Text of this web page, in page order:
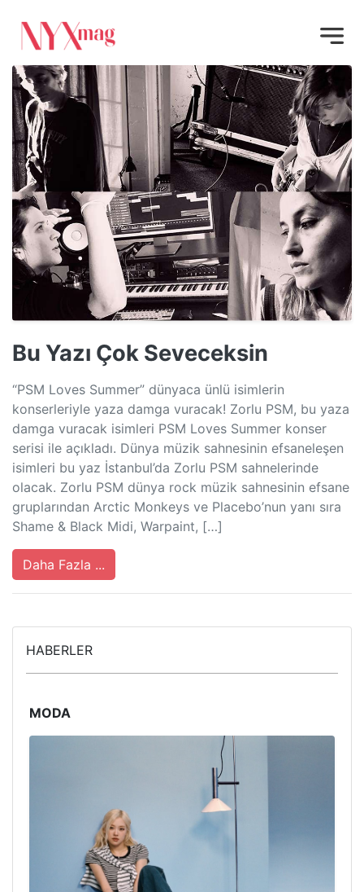
Bu Yazı Çok Seveceksin
“PSM Loves Summer” dünyaca ünlü isimlerin
konserleriyle yaza damga vuracak! Zorlu PSM, bu yaza
damga vuracak isimleri PSM Loves Summer konser
serisi ile açıkladı. Dünya müzik sahnesinin efsaneleşen
isimleri bu yaz İstanbul’da Zorlu PSM sahnelerinde
olacak. Zorlu PSM dünya rock müzik sahnesinin efsane
gruplarından Arctic Monkeys ve Placebo’nun yanı sıra
Shame & Black Midi, Warpaint, […]
Daha Fazla ...
HABERLER
MODA